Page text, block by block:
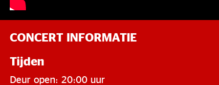
CONCERT INFORMATIE
Tijden
Deur open: 20:00 uur